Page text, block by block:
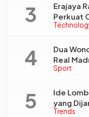
Erajaya
Perkuat
Sport
Dua
Real
Bintang
Trends
Ide
yang